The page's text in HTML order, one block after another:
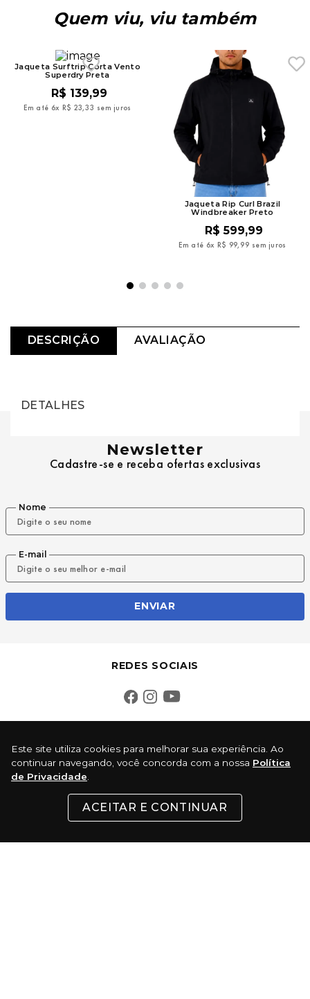
Este site utiliza cookies para melhorar sua experiência. Ao
continuar navegando, você concorda com a nossa Política
de Privacidade
ACEITAR E CONTINUAR
Quem viu, viu também
Jaqueta Surftrip Corta Vento
Superdry Preta
R$ 139,99
Em até 6x R$ 23,33 sem juros
Jaqueta Rip Curl Brazil
Windbreaker Preto
R$ 599,99
Em até 6x R$ 99, 99 sem juros
DESCRIÇÃO AVALIAÇÃO
DETALHES
Newsletter
Cadastre-se e receba ofertas exclusivas
Nome
E-mail
ENVIAR
REDES SOCIAIS
INSTITUCIONAL